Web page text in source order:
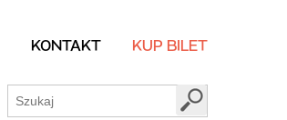
KONTAKT KUP BILET